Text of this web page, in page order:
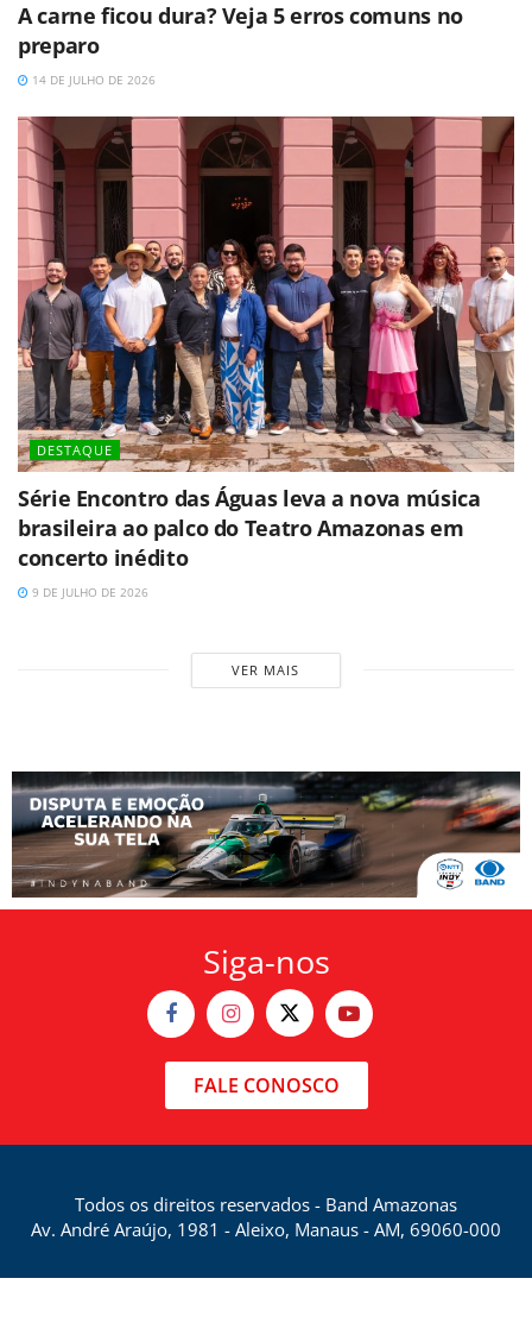
A carne ficou dura? Veja 5 erros comuns no
preparo
14 DE JULHO DE 2026
DESTAQUE
Série Encontro das Águas leva a nova música
brasileira ao palco do Teatro Amazonas em
concerto inédito
9 DE JULHO DE 2026
VER MAIS
Siga-nos
FALE CONOSCO
Todos os direitos reservados - Band Amazonas
Av. André Araújo, 1981 - Aleixo, Manaus - AM, 69060-000